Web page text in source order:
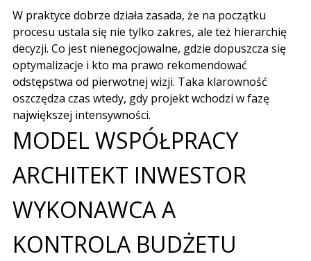
W praktyce dobrze działa zasada, że na początku
procesu ustala się nie tylko zakres, ale też hierarchię
decyzji. Co jest nienegocjowalne, gdzie dopuszcza się
optymalizacje i kto ma prawo rekomendować
odstępstwa od pierwotnej wizji. Taka klarowność
oszczędza czas wtedy, gdy projekt wchodzi w fazę
największej intensywności.
MODEL WSPÓŁPRACY
ARCHITEKT INWESTOR
WYKONAWCA A
KONTROLA BUDŻETU